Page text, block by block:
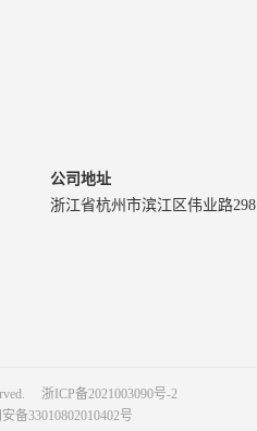
公司地址
浙江省杭州市滨江区伟业路
浙ICP备2021003090号-2
备33010802010402号